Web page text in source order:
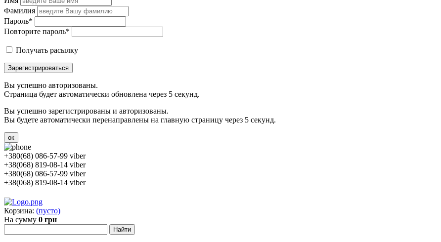
Фамилия
Пароль*
Повторите пароль*
Получать расылку
Зарегистрироваться
Вы успешно авторизованы.
Страница будет автоматически обновлена через 5 секунд.
Вы успешно зарегистрированы и авторизованы.
Вы будете автоматически перенаправлены на главную страницу через 5 секунд.
ок
+380(68) 086-57-99 viber
+38(068) 819-08-14 viber
+380(68) 086-57-99 viber
+38(068) 819-08-14 viber
Корзина: (пусто)
На сумму 0 грн